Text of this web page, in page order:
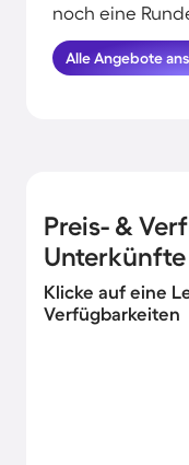
noch eine
kannst du
in Strandnähe
Alle Angebote
Preis- &
Klicke auf eine
Verfügbarkeiten